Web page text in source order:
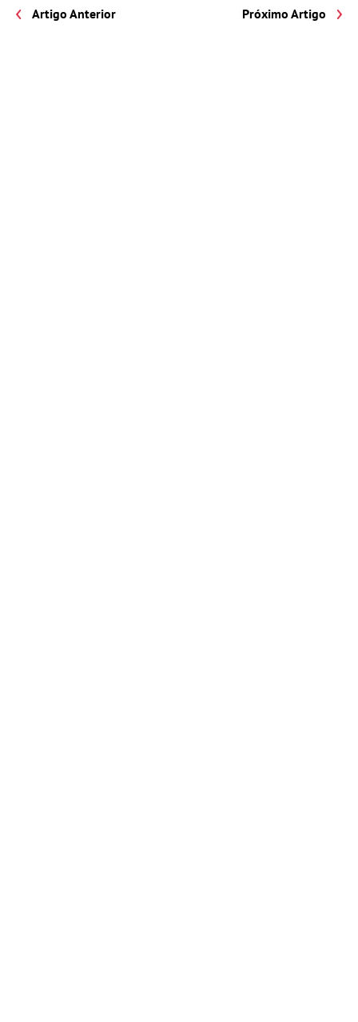
Artigo Anterior Próximo Artigo